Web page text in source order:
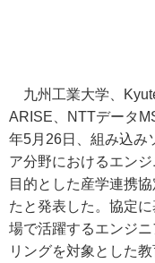
九州工業大学、
ARISE、NTTデータ
年5月26日、組み込み
ア分野におけるエン
目的とした産学連携
たと発表した。協定
場で活躍するエンジ
リングを対象とした